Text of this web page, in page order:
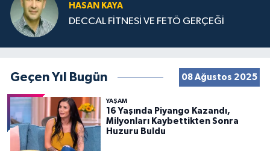
HASAN KAYA
DECCAL FİTNESİ VE FETÖ GERÇEĞİ
Geçen Yıl Bugün 08 Ağustos 2025
YAŞAM
16 Yaşında Piyango Kazandı,
Milyonları Kaybettikten Sonra
Huzuru Buldu